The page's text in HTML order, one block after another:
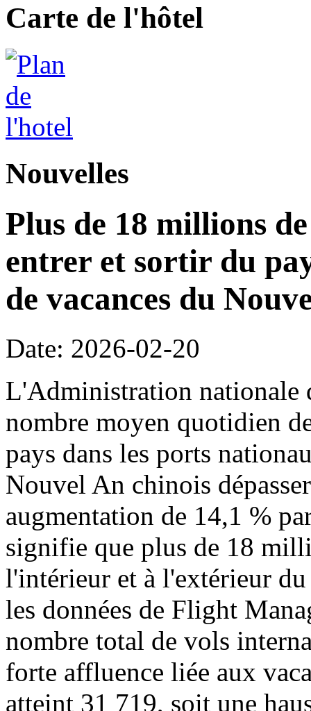
Carte de l'hôtel
Nouvelles
Plus de 18 millions
entrer et sortir du
de vacances du
Date: 2026-02-20
L'Administration nationale
nombre moyen quotidien
pays dans les ports
Nouvel An chinois
augmentation de 14,1 %
signifie que plus de 18
l'intérieur et à l'extérieur
les données de Flight
nombre total de vols
forte affluence liée aux
atteint 31 719, soit une